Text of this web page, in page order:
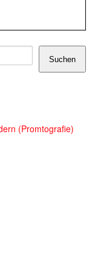
Suchen
(Promtografie)